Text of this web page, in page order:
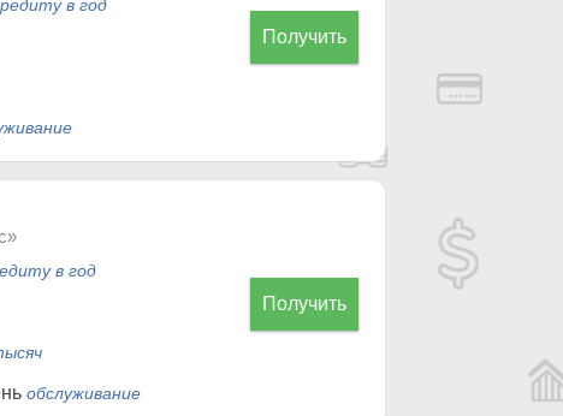
в год
Получить
в год
обслуживание
Получить